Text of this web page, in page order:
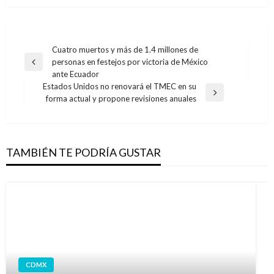
Navegación
de
entradas
Entrada
anterior
Cuatro muertos y más de 1.4 millones de
personas en festejos por victoria de México
ante Ecuador
Entrada
Estados Unidos no renovará el TMEC en su
forma actual y propone revisiones anuales
TAMBIÉN TE PODRÍA GUSTAR
CDMX